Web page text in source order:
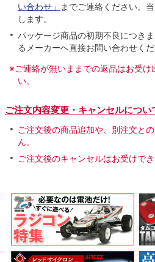
い合わせ」
までご連絡ください。
します。
パッケージ商品の初期不良につき
るメーカーへ直接お問い合わせくだ
※ご連絡が無いままでの返品はお受け
い。
ご注文内容変更・キャンセルについ
ご注文後の商品追加や、別注文と
ん。
ご注文後のキャンセルはお受けで